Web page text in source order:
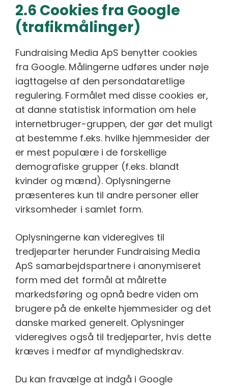
2.6 Cookies fra Google
(trafikmålinger)
Fundraising Media ApS benytter cookies
fra Google. Målingerne udføres under nøje
iagttagelse af den persondataretlige
regulering. Formålet med disse cookies er,
at danne statistisk information om hele
internetbruger-gruppen, der gør det muligt
at bestemme f.eks. hvilke hjemmesider der
er mest populære i de forskellige
demografiske grupper (f.eks. blandt
kvinder og mænd). Oplysningerne
præsenteres kun til andre personer eller
virksomheder i samlet form.
Oplysningerne kan videregives til
tredjeparter herunder Fundraising Media
ApS samarbejdspartnere i anonymiseret
form med det formål at målrette
markedsføring og opnå bedre viden om
brugere på de enkelte hjemmesider og det
danske marked generelt. Oplysninger
videregives også til tredjeparter, hvis dette
kræves i medfør af myndighedskrav.
Du kan fravælge at indgå i Google